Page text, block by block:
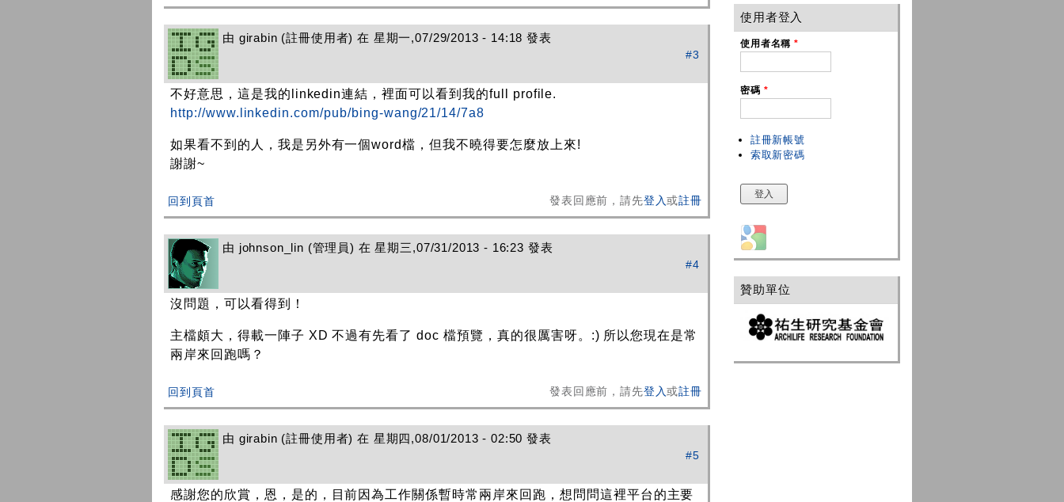
由 girabin (註冊使用者) 在 星期一,07/29/2013 - 14:18 發表
#3
不好意思，這是我的linkedin連結，裡面可以看到我的full profile.
http://www.linkedin.com/pub/bing-wang/21/14/7a8
如果看不到的人，我是另外有一個word檔，但我不曉得要怎麼放上來!
謝謝~
回到頁首 發表回應前，請先登入或註冊
由 johnson_lin (管理員) 在 星期三,07/31/2013 - 16:23 發表
#4
沒問題，可以看得到！
主檔頗大，得載一陣子 XD 不過有先看了 doc 檔預覽，真的很厲害呀。:) 所以您現在是常
兩岸來回跑嗎？
回到頁首 發表回應前，請先登入或註冊
由 girabin (註冊使用者) 在 星期四,08/01/2013 - 02:50 發表
#5
感謝您的欣賞，恩，是的，目前因為工作關係暫時常兩岸來回跑，想問問這裡平台的主要
使用者登入
使用者名稱*
密碼 *
註冊新帳號
索取新密碼
Login with Google
贊助單位